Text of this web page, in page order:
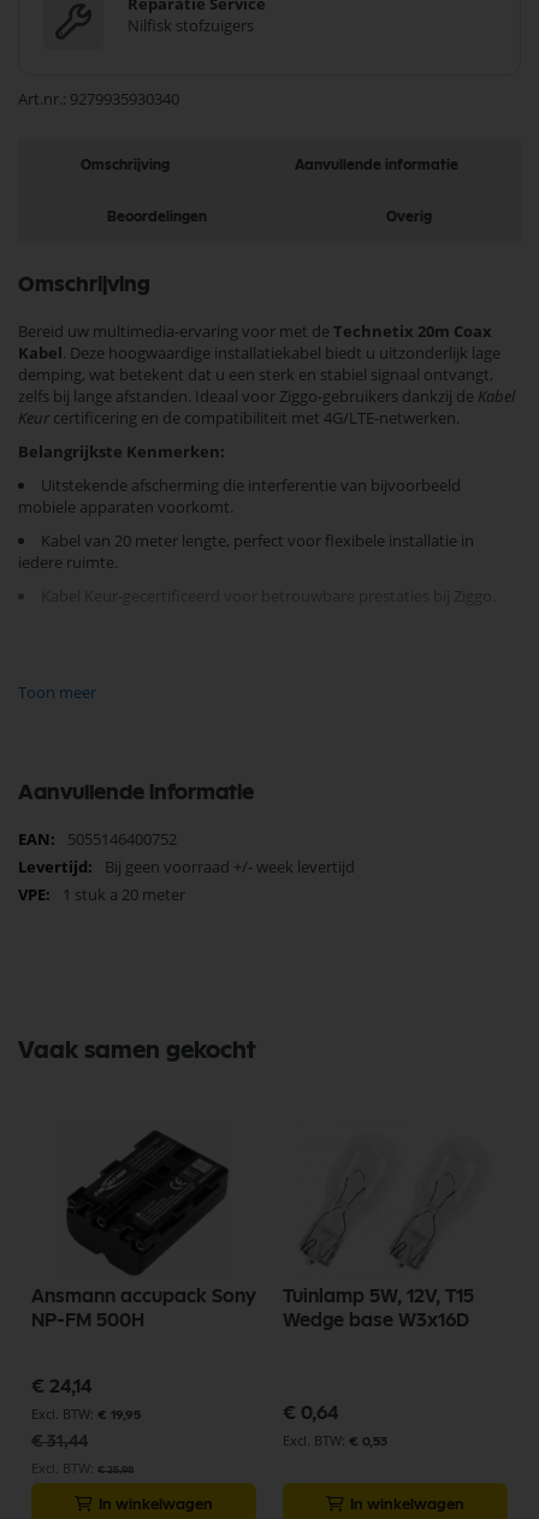
Nilfisk stofzuigers
Art.nr. 9279935930340
Omschrijving Aanvullende informatie
Beoordelingen Overig
Omschrijving
Bereid uw multimedia-ervaring voor met de Technetix 20m Coax
Kabel. Deze hoogwaardige installatiekabel biedt u uitzonderlijk lage
demping, wat betekent dat u een sterk en stabiel signaal ontvangt,
zelfs bij lange afstanden. Ideaal voor Ziggo-gebruikers dankzij de Kabel
Keur certificering en de compatibiliteit met 4G/LTE-netwerken.
Belangrijkste Kenmerken:
Uitstekende afscherming die interferentie van bijvoorbeeld
mobiele apparaten voorkomt.
Kabel van 20 meter lengte, perfect voor flexibele installatie in
iedere ruimte.
Kabel Keur-gecertificeerd voor betrouwbare prestaties bij Ziggo.
ongeëvenaard is.
Toon meer
Aanvullende informatie
Meer
informatie
5055146400752
Bij geen voorraad +/- week levertijd
1 stuk a 20 meter
Vaak samen gekocht
Ansmann accupack Sony
NP-FM 500H
Speciale
prijs
€ 24,14
€ 19,95
€ 31,44
€ 25,98
In winkelwagen
Tuinlamp 5W, 12V, T15
Wedge base W3x16D
€ 0,64
€ 0,53
In winkelwagen